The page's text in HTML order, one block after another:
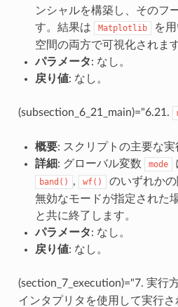
ンシャルを構築し、そのフ
す。結果は
Matplotlib
を
空間の両方で可視化されます
パラメータ: なし。
戻り値: なし。
(subsection_6_21_main)="6.21.
概要: スクリプトの主要な実
詳細: グローバル変数 mode
band() , wf()
のいずれかの
無効なモードが指定された
と共に終了します。
パラメータ: なし。
戻り値: なし。
(section_7_execution)="7. 実行
インタプリタを使用して実行